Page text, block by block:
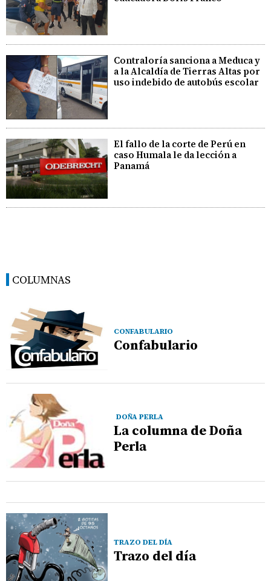
Contraloría sanciona a Meduca y
a la Alcaldía de Tierras Altas por
uso indebido de autobús escolar
El fallo de la corte de Perú en
caso Humala le da lección a
Panamá
COLUMNAS
CONFABULARIO
Confabulario
DOÑA PERLA
La columna de Doña
Perla
TRAZO DEL DÍA
Trazo del día